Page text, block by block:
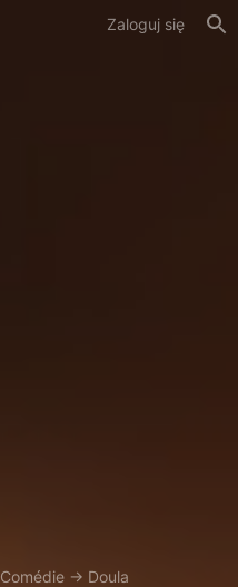
Zaloguj się
Comédie → Doula